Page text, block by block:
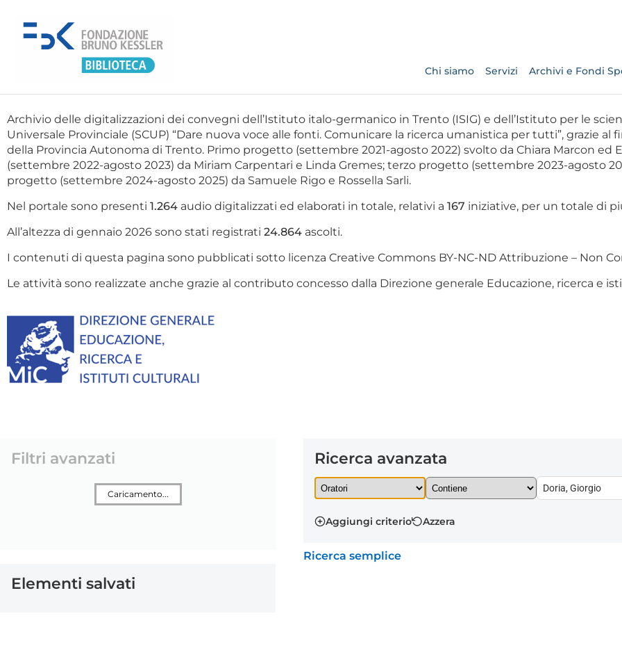
Chi siamo Servizi Archivi e Fondi
Archivio delle digitalizzazioni dei convegni dell’Istituto italo-germanico in Trento (ISIG) e dell’Istituto per le
Universale Provinciale (SCUP) “Dare nuova voce alle fonti. Comunicare la ricerca umanistica per tutti”, grazie al
della Provincia Autonoma di Trento. Primo progetto (settembre 2021-agosto 2022) svolto da Chiara Marcon ed
(settembre 2022-agosto 2023) da Miriam Carpentari e Linda Gremes; terzo progetto (settembre 2023-agosto
progetto (settembre 2024-agosto 2025) da Samuele Rigo e Rossella Sarli.
Nel portale sono presenti 1.264 audio digitalizzati ed elaborati in totale, relativi a 167 iniziative, per un totale di
All’altezza di gennaio 2026 sono stati registrati 24.864 ascolti.
I contenuti di questa pagina sono pubblicati sotto licenza Creative Commons BY-NC-ND Attribuzione – Non
Le attività sono realizzate anche grazie al contributo concesso dalla Direzione generale Educazione, ricerca e
Filtri avanzati
Caricamento...
Elementi salvati
Ricerca avanzata
Aggiungi criterio Azzera
Ricerca semplice